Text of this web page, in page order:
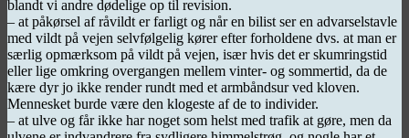
blandt vi andre dødelige op til revision.
– at påkørsel af råvildt er farligt og når en bilist ser en advarselstavle
med vildt på vejen selvfølgelig kører efter forholdene dvs. at man er
særlig opmærksom på vildt på vejen, især hvis det er skumringstid
eller lige omkring overgangen mellem vinter- og sommertid, da de
kære dyr jo ikke render rundt med et armbåndsur ved kloven.
Mennesket burde være den klogeste af de to individer.
– at ulve og får ikke har noget som helst med trafik at gøre, men da